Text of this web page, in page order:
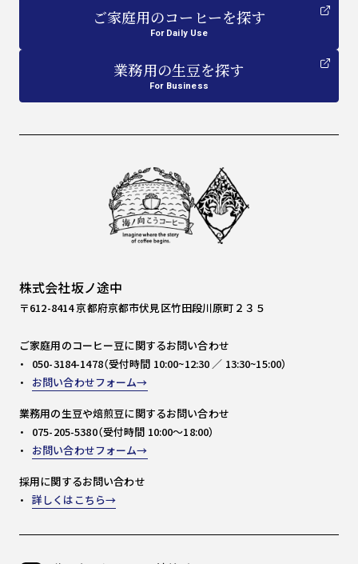
ご家庭用のコーヒーを探す
For Daily Use
業務用の生豆を探す
For Business
株式会社坂ノ途中
〒612-8414 京都府京都市伏見区竹田段川原町２３５
ご家庭用のコーヒー豆に関するお問い合わせ
050-3184-1478（受付時間 10:00~12:30 ／ 13:30~15:00）
お問い合わせフォーム
業務用の生豆や焙煎豆に関するお問い合わせ
075-205-5380（受付時間 10:00～18:00）
お問い合わせフォーム
採用に関するお問い合わせ
詳しくはこちら